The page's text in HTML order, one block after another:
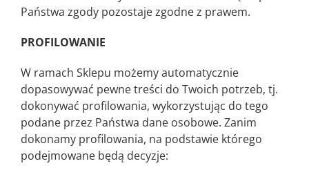
Państwa zgody pozostaje zgodne z prawem.
PROFILOWANIE
W ramach Sklepu możemy automatycznie
dopasowywać pewne treści do Twoich potrzeb, tj.
dokonywać profilowania, wykorzystując do tego
podane przez Państwa dane osobowe. Zanim
dokonamy profilowania, na podstawie którego
podejmowane będą decyzje: